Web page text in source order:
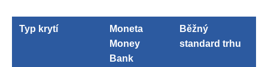
Typ krytí
Moneta
Money
Bank
Běžný
standard trhu